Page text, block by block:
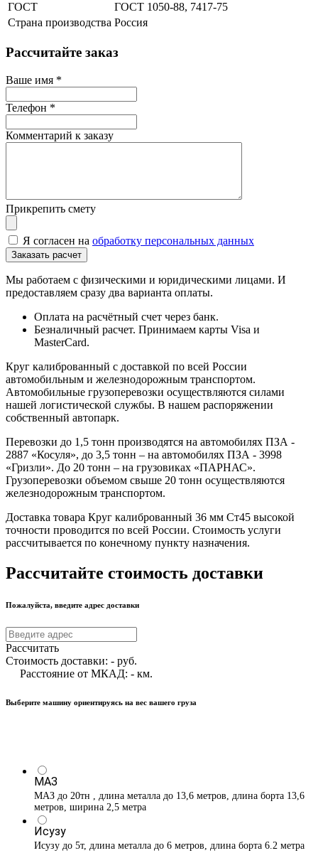
ГОСТ
ГОСТ 1050-88, 7417-75
Страна производства Россия
Рассчитайте заказ
Ваше имя *
Телефон *
Комментарий к заказу
Прикрепить смету
Я согласен на обработку персональных данных
Мы работаем с физическими и юридическими лицами. И
предоставляем сразу два варианта оплаты.
Оплата на расчётный счет через банк.
Безналичный расчет. Принимаем карты Visa и
MasterCard.
Круг калиброванный с доставкой по всей России
автомобильным и железнодорожным транспортом.
Автомобильные грузоперевозки осуществляются силами
нашей логистической службы. В нашем распоряжении
собственный автопарк.
Перевозки до 1,5 тонн производятся на автомобилях ПЗА -
2887 «Косуля», до 3,5 тонн – на автомобилях ПЗА - 3998
«Гризли». До 20 тонн – на грузовиках «ПАРНАС».
Грузоперевозки объемом свыше 20 тонн осуществляются
железнодорожным транспортом.
Доставка товара Круг калиброванный 36 мм Ст45 высокой
точности проводится по всей России. Стоимость услуги
рассчитывается по конечному пункту назначения.
Рассчитайте стоимость доставки
Пожалуйста, введите адрес доставки
Рассчитать
Стоимость доставки: - руб.
Расстояние от МКАД: - км.
Выберите машину ориентируясь на вес вашего груза
МАЗ
МАЗ до 20тн , длина металла до 13,6 метров, длина борта 13,6
метров, ширина 2,5 метра
Исузу
Исузу до 5т, длина металла до 6 метров, длина борта 6.2 метра